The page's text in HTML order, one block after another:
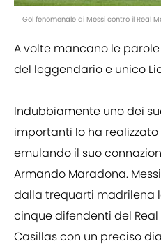
Gol fenomenale di Messi contro il Real
A volte mancano le
del leggendario e unico
Indubbiamente uno dei
importanti lo ha
emulando il suo
Armando Maradona.
dalla trequarti madrilena
cinque difendenti del
Casillas con un preciso